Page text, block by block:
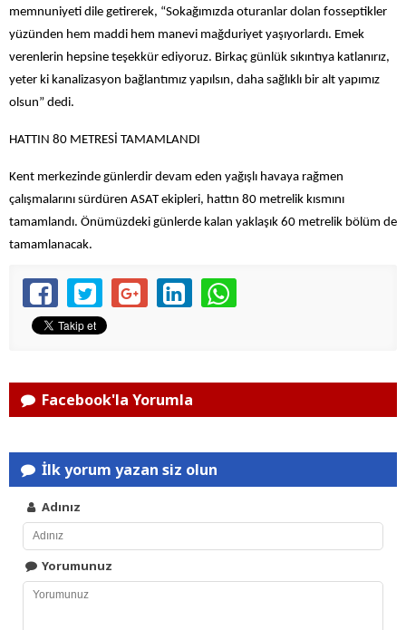
memnuniyeti dile getirerek, “Sokağımızda oturanlar dolan fosseptikler
yüzünden hem maddi hem manevi mağduriyet yaşıyorlardı. Emek
verenlerin hepsine teşekkür ediyoruz. Birkaç günlük sıkıntıya katlanırız,
yeter ki kanalizasyon bağlantımız yapılsın, daha sağlıklı bir alt yapımız
olsun” dedi.
HATTIN 80 METRESİ TAMAMLANDI
Kent merkezinde günlerdir devam eden yağışlı havaya rağmen
çalışmalarını sürdüren ASAT ekipleri, hattın 80 metrelik kısmını
tamamlandı. Önümüzdeki günlerde kalan yaklaşık 60 metrelik bölüm de
tamamlanacak.
Facebook'la Yorumla
İlk yorum yazan siz olun
Adınız
Yorumunuz